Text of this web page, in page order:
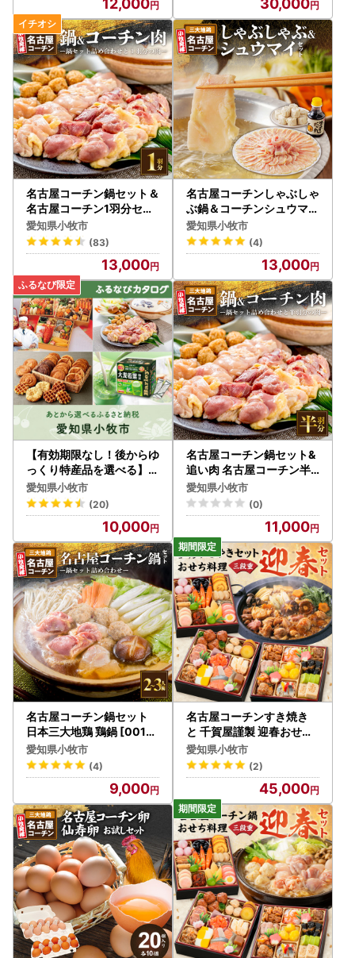
名古屋コーチン鍋セット＆
名古屋コーチン1羽分セッ
ト 日本三大地鶏 小牧市発
祥 [001T01]
愛知県小牧市
(83)
13,000
名古屋コーチンしゃぶしゃ
ぶ鍋＆コーチンシュウマイ
セット 日本三大地鶏 小牧
市発祥 [003D01]
愛知県小牧市
(4)
13,000
【有効期限なし！後からゆ
っくり特産品を選べる】愛
知県小牧市カタログポイン
ト
愛知県小牧市
(20)
10,000
名古屋コーチン鍋セット&
追い肉 名古屋コーチン半
羽分（350g）セット 日本
三大地鶏 [001T09]
愛知県小牧市
(0)
11,000
名古屋コーチン鍋セット
日本三大地鶏 鶏鍋 [001T
07]
愛知県小牧市
(4)
9,000
名古屋コーチンすき焼き
と 千賀屋謹製 迎春おせち
料理 和風三段重「おもい
やり」セット 3人前 全38
品 冷蔵おせち料理 [035S
愛知県小牧市
(2)
45,000